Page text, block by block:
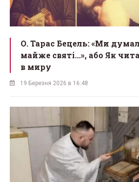
О. Тарас Бецель: «Ми
майже святі...», або Як
в миру
19 Березня 2026 в 16:48